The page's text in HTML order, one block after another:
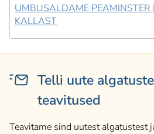
UMBUSALDAME PEAMINSTER
KALLAST
Telli uute
teavitused
Teavitame sind uutest algatustest